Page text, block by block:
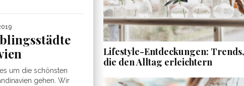
um die schönsten
gehen. Wir
Lifestyle-Entdeckungen: Trends,
die den Alltag erleichtern